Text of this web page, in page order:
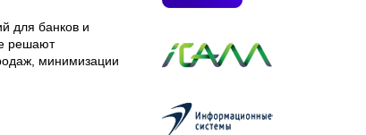
для банков и
решают
минимизации